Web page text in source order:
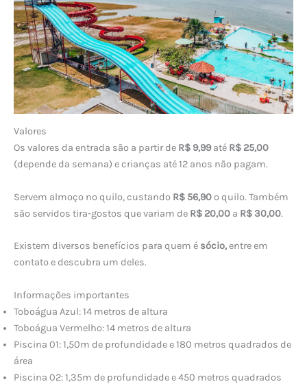
Valores
Os valores da entrada são a partir de R$ 9,99até R$ 25,00
(depende da semana) e crianças até 12 anos não pagam.
Servem almoço no quilo, custando R$ 56,90o quilo. Também
são servidos tira-gostos que variam de R$ 20,00 a R$ 30,00.
Existem diversos benefícios para quem é sócio,entre em
contato e descubra um deles.
Informações importantes
Toboágua Azul: 14 metros de altura
Toboágua Vermelho: 14 metros de altura
Piscina 01: 1,50m de profundidade e 180 metros quadrados de
área
Piscina 02: 1,35m de profundidade e 450 metros quadrados